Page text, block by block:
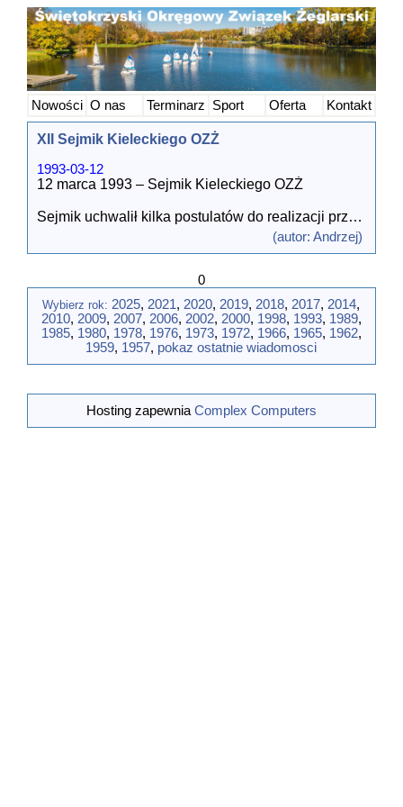
Nowości O nas Terminarz Sport Oferta Kontakt
XII Sejmik Kieleckiego OZŻ
1993-03-12
12 marca 1993 – Sejmik Kieleckiego OZŻ
Sejmik uchwalił kilka postulatów do realizacji przez
1. Zwiększenie ilości klubów i objęcie działalnością
2. Zorganizowanie na Chańczy imprezy
ogólnopolskiej, która byłaby ujęta w kalendarzu
PZŻ. Wprowadzenie do kalendarza PZŻ regat
„Cedzyna 24 Godziny” oraz regat windsurfingowych
organizowanych przez Mewę na Cedzynie.
3. Reaktywacja działalności wyczynowej poprzez
4. Powołanie Rady Rozwoju Żeglarstwa i
Wychowania Morskiego.
5. Pozyskiwanie sponsorów.
(autor: Andrzej)
0
Wybierz rok: 2025, 2021, 2020, 2019, 2018, 2017, 2014,
2010, 2009, 2007, 2006, 2002, 2000, 1998, 1993, 1989,
1985, 1980, 1978, 1976, 1973, 1972, 1966, 1965, 1962,
1959, 1957, pokaz ostatnie wiadomosci
Hosting zapewnia Complex Computers